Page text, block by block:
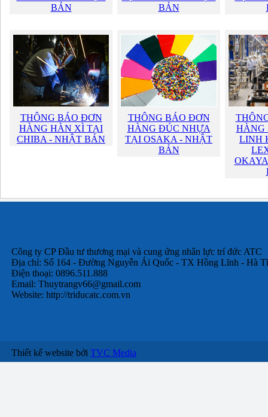
BẢN
BẢN
THÔNG BÁO ĐƠN
HÀNG HÀN XÌ TẠI
CHIBA - NHẬT BẢN
THÔNG BÁO ĐƠN
HÀNG ĐÚC NHỰA
TẠI OSAKA - NHẬT
BẢN
HÀNG
LINH
Công ty CP Đầu tư thương mại và cung ứng nhân lực trí đức ATC
Địa chỉ: Số 164 - Đường Nguyễn Ái Quốc - TX Hồng Lĩnh - Hà
Điện thoại: 0896.511.888
Email: Thuytrangv66@gmail.com
Website: http://triducatc.com.vn
Thiết kế website bởi TVC Media